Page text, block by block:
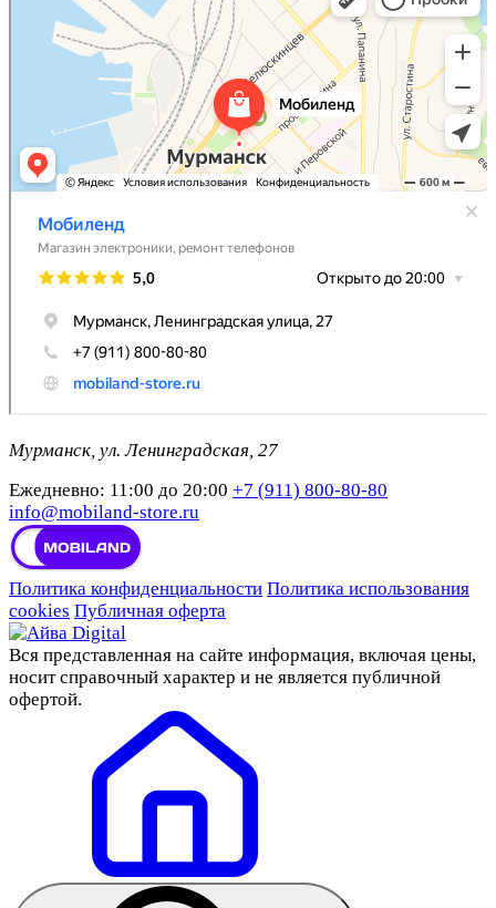
Мурманск, ул. Ленинградская, 27
Ежедневно: 11:00 до 20:00 +7 (911) 800-80-80
info@mobiland-store.ru
Политика конфиденциальности Политика использования
cookies Публичная оферта
Вся представленная на сайте информация, включая цены,
носит справочный характер и не является публичной
офертой.